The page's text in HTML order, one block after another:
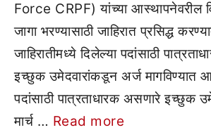
Force CRPF) यांच्या आस्थापनेवरील
जागा भरण्यासाठी जाहिरात प्रसिद्ध
जाहिरातीमध्ये दिलेल्या पदांसाठी
इच्छुक उमेदवारांकडून अर्ज
पदांसाठी पात्रताधारक असणारे इच्छुक
मार्च … Read more